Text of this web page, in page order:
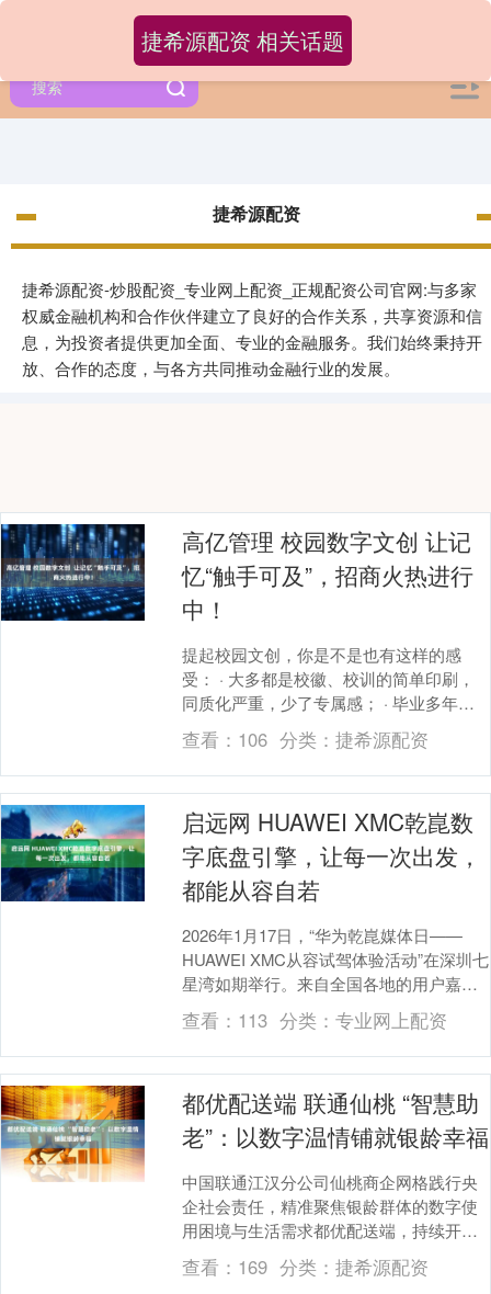
捷希源配资
捷希源配资-炒股配资_专业网上配资_正规配资公司官网:与多家
权威金融机构和合作伙伴建立了良好的合作关系，共享资源和信
息，为投资者提供更加全面、专业的金融服务。我们始终秉持开
放、合作的态度，与各方共同推动金融行业的发展。
捷希源配资 相关话题
高亿管理 校园数字文创 让记
忆“触手可及”，招商火热进行
中！
提起校园文创，你是不是也有这样的感
受： · 大多都是校徽、校训的简单印刷，
同质化严重，少了专属感； · 毕业多年
后，想再联系校友，却发现纪念册里的联
系方式已经“....
查看： 106 分类： 捷希源配资
启远网 HUAWEI XMC乾崑数
字底盘引擎，让每一次出发，
都能从容自若
2026年1月17日，“华为乾崑媒体日——
HUAWEI XMC从容试驾体验活动”在深圳七
星湾如期举行。来自全国各地的用户嘉宾
齐聚专业测试场，通过四项针对性极强
的....
查看： 113 分类： 专业网上配资
都优配送端 联通仙桃 “智慧助
老”：以数字温情铺就银龄幸福
中国联通江汉分公司仙桃商企网格践行央
企社会责任，精准聚焦银龄群体的数字使
用困境与生活需求都优配送端，持续开展
系列 “智慧助老” 服务活动，以专业耐心搭
建起跨越 ....
查看： 169 分类： 捷希源配资